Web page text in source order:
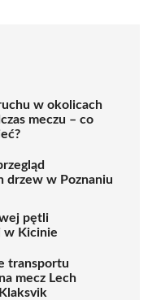
w okolicach
meczu – co
drzew w Poznaniu
pętli
w Kicinie
transportu
mecz Lech